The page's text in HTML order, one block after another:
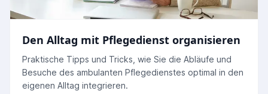
Den Alltag mit Pflegedienst organisieren
Praktische Tipps und Tricks, wie Sie die Abläufe und
Besuche des ambulanten Pflegedienstes optimal in den
eigenen Alltag integrieren.